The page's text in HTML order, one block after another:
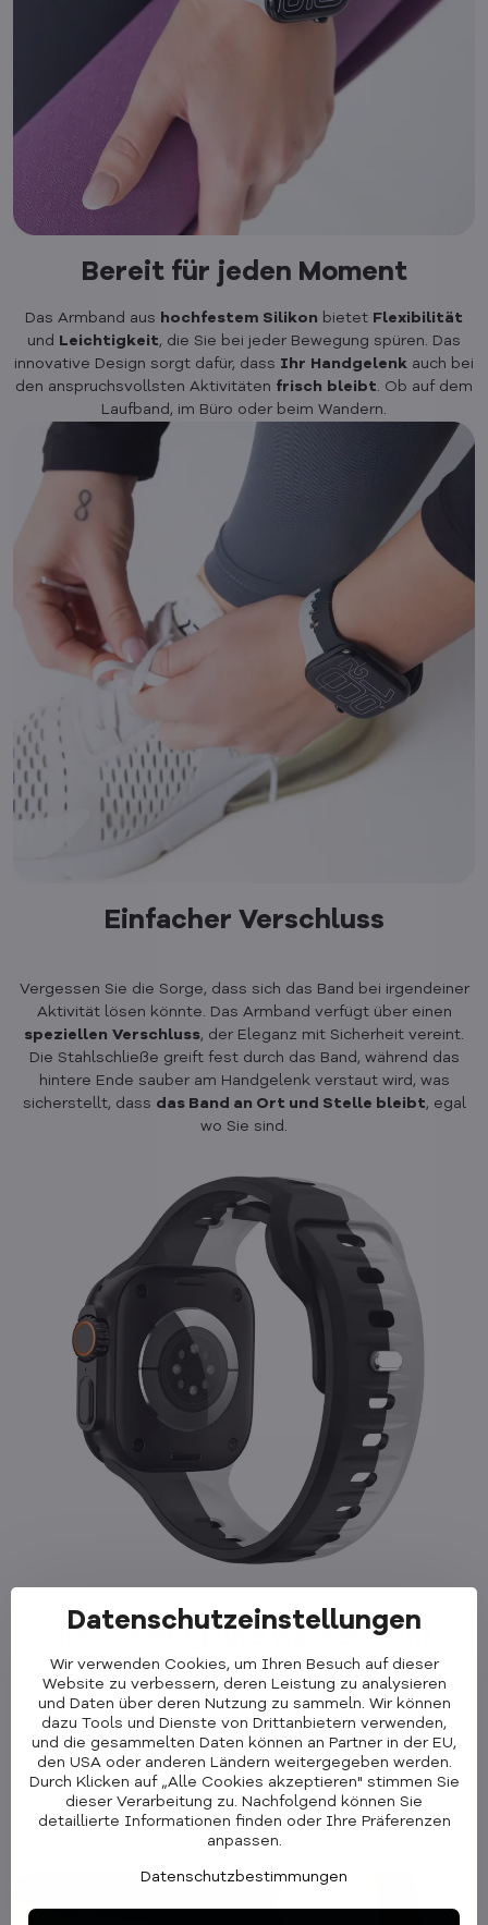
Bereit für jeden Moment
Das Armband aus hochfestem Silikon bietet Flexibilität
und
Leichtigkeit, die Sie bei jeder Bewegung spüren. Das
innovative Design sorgt dafür, dass Ihr Handgelenk auch bei
den anspruchsvollsten Aktivitäten frisch bleibt. Ob auf dem
Laufband, im Büro oder beim Wandern.
Einfacher Verschluss
Vergessen Sie die Sorge, dass sich das Band bei irgendeiner
Aktivität lösen könnte. Das Armband verfügt über einen
speziellen Verschluss, der Eleganz mit Sicherheit vereint.
Die Stahlschließe greift fest durch das Band, während das
hintere Ende sauber am Handgelenk verstaut wird, was
sicherstellt, dass das Band an Ort und Stelle bleibt, egal
wo Sie sind.
100% farbig und wasserdicht
Das Premium Sportarmband istabsolut wasserdichtund
somit die ideale Wahl für alle, die gerne Wassersport
betreiben oder ihre Aktivitäten nicht einschränken möchten.
Es ist inelf Farben erhältlich. So haben Sie viele
Möglichkeiten, es an Ihr Outfit oder Ihre Stimmung
anzupassen. Ob zu einem sportlichen oder eleganten Outfit,
dieses Armband ist ein stilvolles Accessoire, das Ihr
Datenschutzeinstellungen
Wir verwenden Cookies, um Ihren Besuch auf dieser
Website zu verbessern, deren Leistung zu analysieren
und Daten über deren Nutzung zu sammeln. Wir können
dazu Tools und Dienste von Drittanbietern verwenden,
und die gesammelten Daten können an Partner in der EU,
den USA oder anderen Ländern weitergegeben werden.
Durch Klicken auf „Alle Cookies akzeptieren" stimmen Sie
dieser Verarbeitung zu. Nachfolgend können Sie
detaillierte Informationen finden oder Ihre Präferenzen
anpassen.
Datenschutzbestimmungen